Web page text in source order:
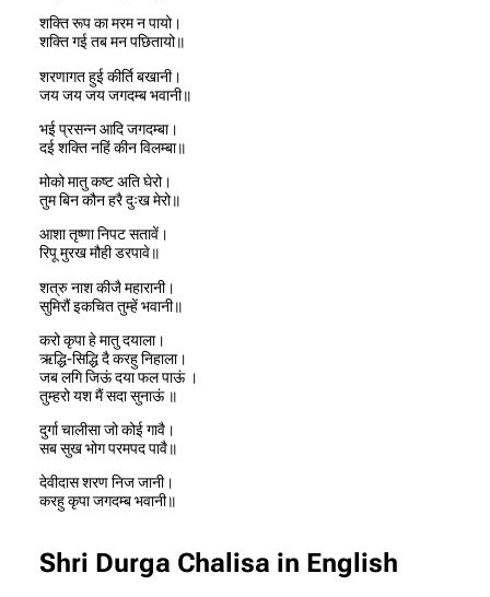
शक्ति रूप का मरम न पायो।
शक्ति गई तब मन पछितायो॥
शरणागत हुई कीर्ति बखानी।
जय जय जय जगदम्ब भवानी॥
भई प्रसन्न आदि जगदम्बा।
दई शक्ति नहिं कीन विलम्बा॥
मोको मातु कष्ट अति घेरो।
तुम बिन कौन हरै दुःख मेरो॥
आशा तृष्णा निपट सतावें।
रिपू मुरख मौही डरपावे॥
शत्रु नाश कीजै महारानी।
सुमिरौं इकचित तुम्हें भवानी॥
करो कृपा हे मातु दयाला।
ऋद्धि-सिद्धि दै करहु निहाला।
जब लगि जिऊं दया फल पाऊं ।
तुम्हरो यश मैं सदा सुनाऊं ॥
दुर्गा चालीसा जो कोई गावै।
सब सुख भोग परमपद पावै॥
देवीदास शरण निज जानी।
करहु कृपा जगदम्ब भवानी॥
Shri Durga Chalisa in English